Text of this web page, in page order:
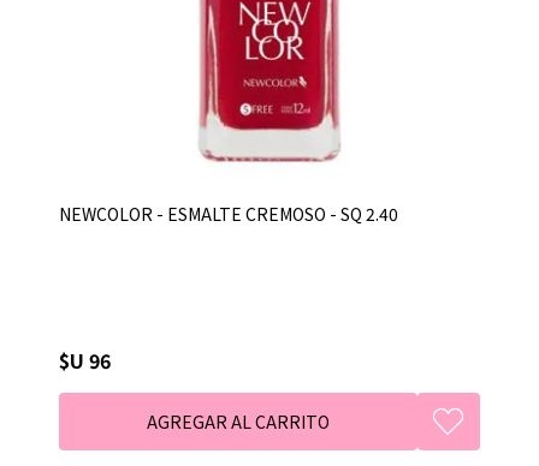
NEWCOLOR - ESMALTE CREMOSO - SQ 2.40
$U 96